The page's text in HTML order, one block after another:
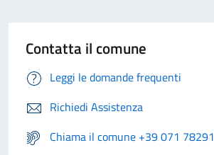
Contatta il comune
Leggi le domande frequenti
Richiedi Assistenza
Chiama il comune +39 071 78291